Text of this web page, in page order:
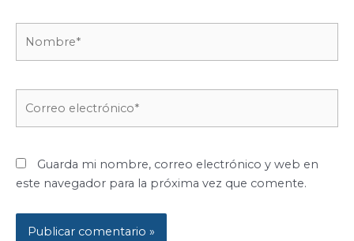
electrónico*
Guarda mi nombre, correo electrónico y web en
este navegador para la próxima vez que comente.